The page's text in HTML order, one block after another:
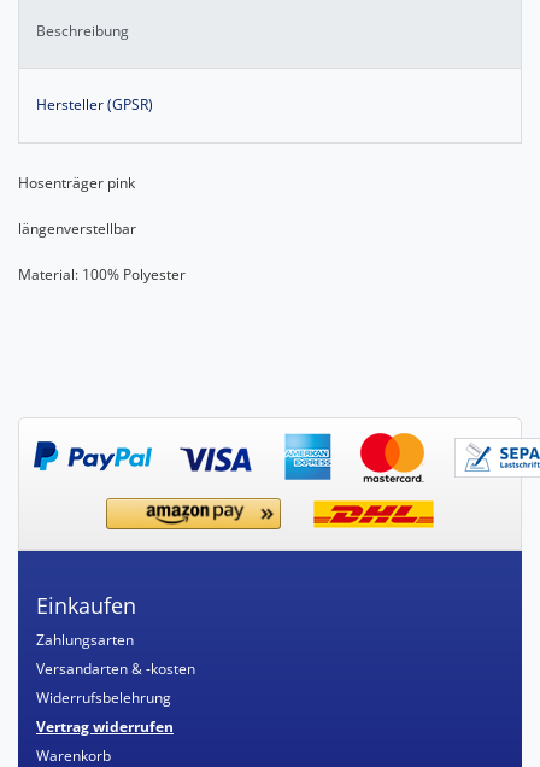
Beschreibung
Hersteller (GPSR)
Hosenträger pink
längenverstellbar
Material: 100% Polyester
Einkaufen
Zahlungsarten
Versandarten & -kosten
Widerrufsbelehrung
Vertrag widerrufen
Warenkorb